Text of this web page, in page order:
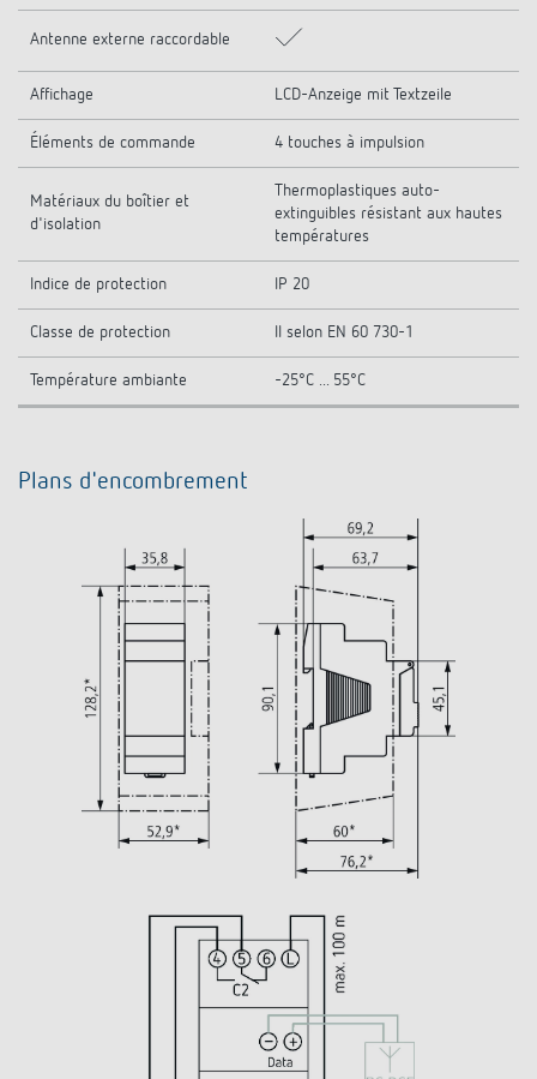
Antenne externe raccordable
Affichage LCD-Anzeige mit Textzeile
Éléments de commande 4 touches à impulsion
Matériaux du boîtier et
d'isolation
Thermoplastiques auto-
extinguibles résistant aux hautes
températures
Indice de protection IP 20
Classe de protection II selon EN 60 730-1
Température ambiante -25°C ... 55°C
Plans d'encombrement